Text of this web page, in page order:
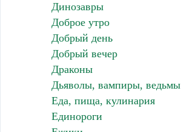
Динозавры
Доброе утро
Добрый день
Добрый вечер
Драконы
Дьяволы, вампиры, ведьмы
Еда, пища, кулинария
Единороги